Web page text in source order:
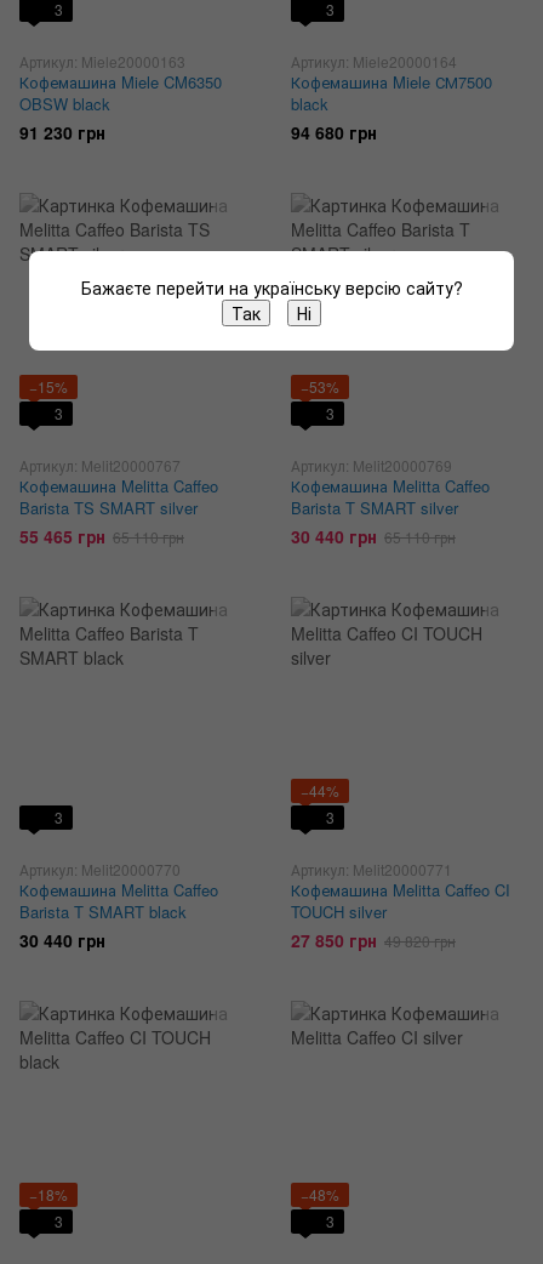
3
Артикул: Miele20000163
Кофемашина Miele CM6350
OBSW black
91 230 грн
3
Артикул: Miele20000164
Кофемашина Miele СМ7500
black
94 680 грн
−15%
3
Артикул: Melit20000767
Кофемашина Melitta Caffeo
Barista TS SMART silver
55 465 грн 65 110 грн
−53%
3
Артикул: Melit20000769
Кофемашина Melitta Caffeo
Barista T SMART silver
30 440 грн 65 110 грн
3
Артикул: Melit20000770
Кофемашина Melitta Caffeo
Barista T SMART black
30 440 грн
−44%
3
Артикул: Melit20000771
Кофемашина Melitta Caffeo CI
TOUCH silver
27 850 грн 49 820 грн
−18%
3
−48%
3
Бажаєте перейти на українську версію сайту?
Так
Ні